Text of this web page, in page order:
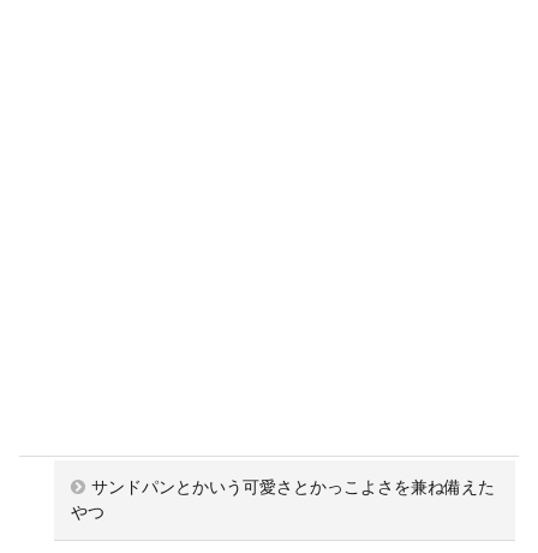
サンドパンとかいう可愛さとかっこよさを兼ね備えた
やつ